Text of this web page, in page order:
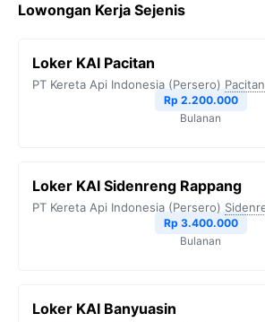
Lowongan Kerja Sejenis
Loker KAI Pacitan
PT Kereta Api Indonesia (Persero) Pacitan
Rp 2.200.000
Bulanan
Loker KAI Sidenreng Rappang
PT Kereta Api Indonesia (Persero)
Rp 3.400.000
Bulanan
Loker KAI Banyuasin